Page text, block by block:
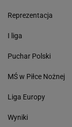
Reprezentacja
I liga
Puchar Polski
MŚ w Piłce Nożnej
Liga Europy
Wyniki